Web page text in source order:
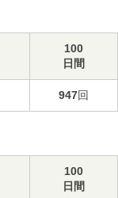
100
日間
947回
100
日間